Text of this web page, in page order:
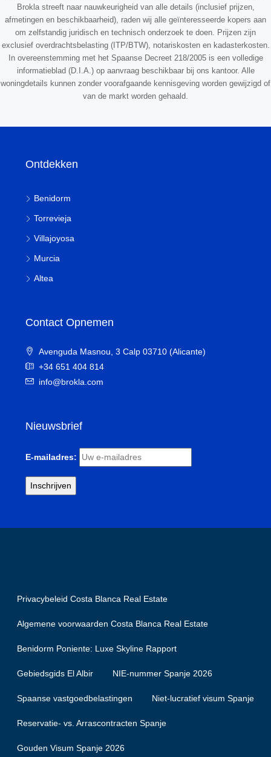
Brokla streeft naar nauwkeurigheid van alle details (inclusief prijzen,
afmetingen en beschikbaarheid), raden wij alle geïnteresseerde kopers aan
om zelfstandig juridisch en technisch onderzoek te doen. Prijzen zijn
exclusief overdrachtsbelasting (ITP/BTW), notariskosten en kadasterkosten.
In overeenstemming met het Spaanse Decreet 218/2005 is een volledige
informatieblad (D.I.A.) op aanvraag beschikbaar bij ons kantoor. Alle
woningdetails kunnen zonder voorafgaande kennisgeving worden gewijzigd of
van de markt worden gehaald.
Ontdekken
Benidorm
Torrevieja
Villajoyosa
Murcia
Altea
Contact Opnemen
Avenguda Masnou, 3 Calp 03710 (Alicante)
+34 651 404 814
info@brokla.com
Nieuwsbrief
E-mailadres:
Privacybeleid Costa Blanca Real Estate
Algemene voorwaarden Costa Blanca Real Estate
Benidorm Poniente: Luxe Skyline Rapport
Gebiedsgids El Albir NIE-nummer Spanje 2026
Spaanse vastgoedbelastingen Niet-lucratief visum Spanje
Reservatie- vs. Arrascontracten Spanje
Gouden Visum Spanje 2026